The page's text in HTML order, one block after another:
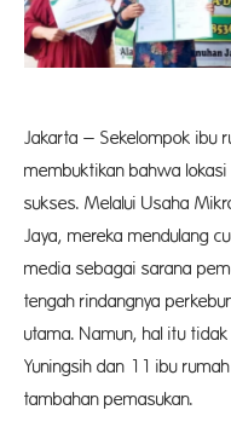
Jakarta – Sekelompok ibu
membuktikan bahwa
sukses. Melalui Usaha
Jaya, mereka mendulang
media sebagai sarana
tengah rindangnya
utama. Namun, hal itu
Yuningsih dan 11 ibu
tambahan pemasukan.